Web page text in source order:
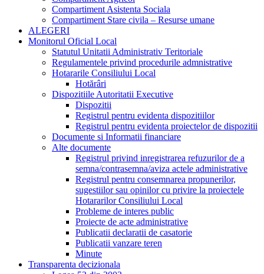
Compartiment Asistenta Sociala
Compartiment Stare civila – Resurse umane
ALEGERI
Monitorul Oficial Local
Statutul Unitatii Administrativ Teritoriale
Regulamentele privind procedurile admnistrative
Hotararile Consiliului Local
Hotărâri
Dispozitiile Autoritatii Executive
Dispozitii
Registrul pentru evidenta dispozitiilor
Registrul pentru evidenta proiectelor de dispozitii
Documente si Informatii financiare
Alte documente
Registrul privind inregistrarea refuzurilor de a
semna/contrasemna/aviza actele administrative
Registrul pentru consemnarea propunerilor,
sugestiilor sau opinilor cu privire la proiectele
Hotararilor Consiliului Local
Probleme de interes public
Proiecte de acte administrative
Publicatii declaratii de casatorie
Publicatii vanzare teren
Minute
Transparenta decizionala